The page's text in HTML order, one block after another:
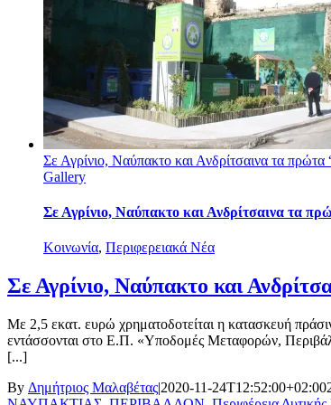
Σε Αγρίνιο, Ναύπακτο και Ανδρίτσαινα τα
Gallery
Σε Αγρίνιο, Ναύπακτο και Ανδρίτσαινα τα
Κοινωνία, Περιφερειακά Νέα
Σε Αγρίνιο, Ναύπακτο και
Με 2,5 εκατ. ευρώ χρηματοδοτείται η κατασκευή
εντάσσονται στο Ε.Π. «Υποδομές Μεταφορών,
[...]
By Δημήτριος Μαλαβέτας|2020-11-24T12:52:00+02:00